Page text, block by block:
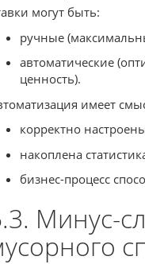
могут быть:
ручные
автоматические
ценность).
имеет
корректно
накоплена
бизнес-процесс
Минус-